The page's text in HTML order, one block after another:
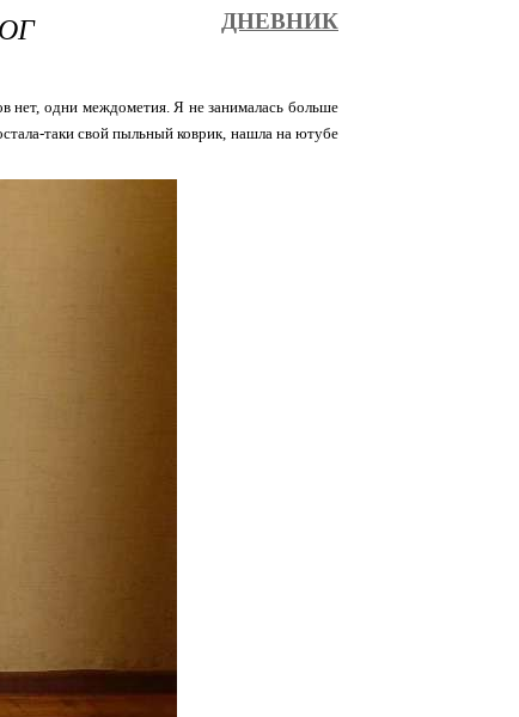
ДНЕВНИК
нет, одни междометия. Я не занималась больше
таки свой пыльный коврик, нашла на ютубе